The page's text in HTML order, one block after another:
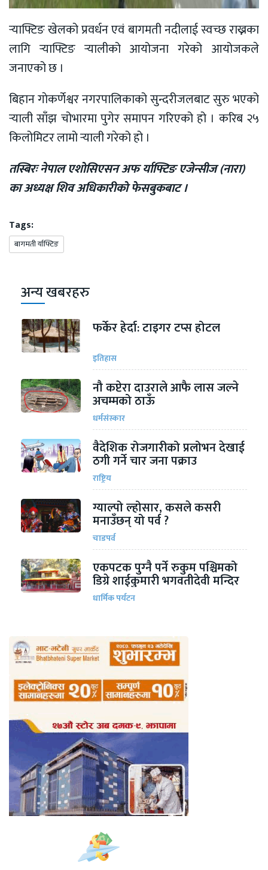
र्‍याफ्टिङ खेलको प्रवर्धन एवं बागमती नदीलाई स्वच्छ राख्नका
लागि र्‍याफ्टिङ र्‍यालीको आयोजना गरेको आयोजकले
जनाएको छ ।
बिहान गाेकर्णेश्वर नगरपालिकाको सुन्दरीजलबाट सुरु भएको
र्‍याली साँझ चोभारमा पुगेर समापन गरिएको हो । करिब २५
किलोमिटर लामो र्‍याली गरेको हो ।
तस्बिरः नेपाल एशाेसिएसन अफ र्याफ्टिङ एजेन्सीज (नारा)
का अध्यक्ष शिव अधिकारीकाे फेसबुकबाट ।
Tags:
बागमती र्याफ्टिङ
अन्य खबरहरु
फर्केर हेर्दा: टाइगर टप्स होटल
इतिहास
नौ कप्टेरा दाउराले आफै लास जल्ने
अचम्मको ठाऊँ
धर्मसंस्कार
वैदेशिक रोजगारीको प्रलोभन देखाई
ठगी गर्ने चार जना पक्राउ
राष्ट्रिय
ग्याल्पो ल्होसार, कसले कसरी
मनाउँछन् यो पर्व ?
चाडपर्व
एकपटक पुग्‍नै पर्ने रुकुम पश्चिमको
डिग्रे शाईकुमारी भगवतीदेवी मन्दिर
धार्मिक पर्यटन